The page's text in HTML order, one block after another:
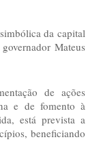
da capital
Mateus
de ações
e de fomento à
está prevista a
beneficiando